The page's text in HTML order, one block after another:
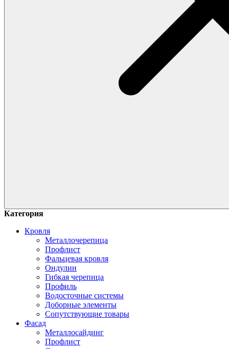
Категория
Кровля
Металлочерепица
Профлист
Фальцевая кровля
Ондулин
Гибкая черепица
Профиль
Водосточные системы
Доборные элементы
Сопутствующие товары
Фасад
Металлосайдинг
Профлист